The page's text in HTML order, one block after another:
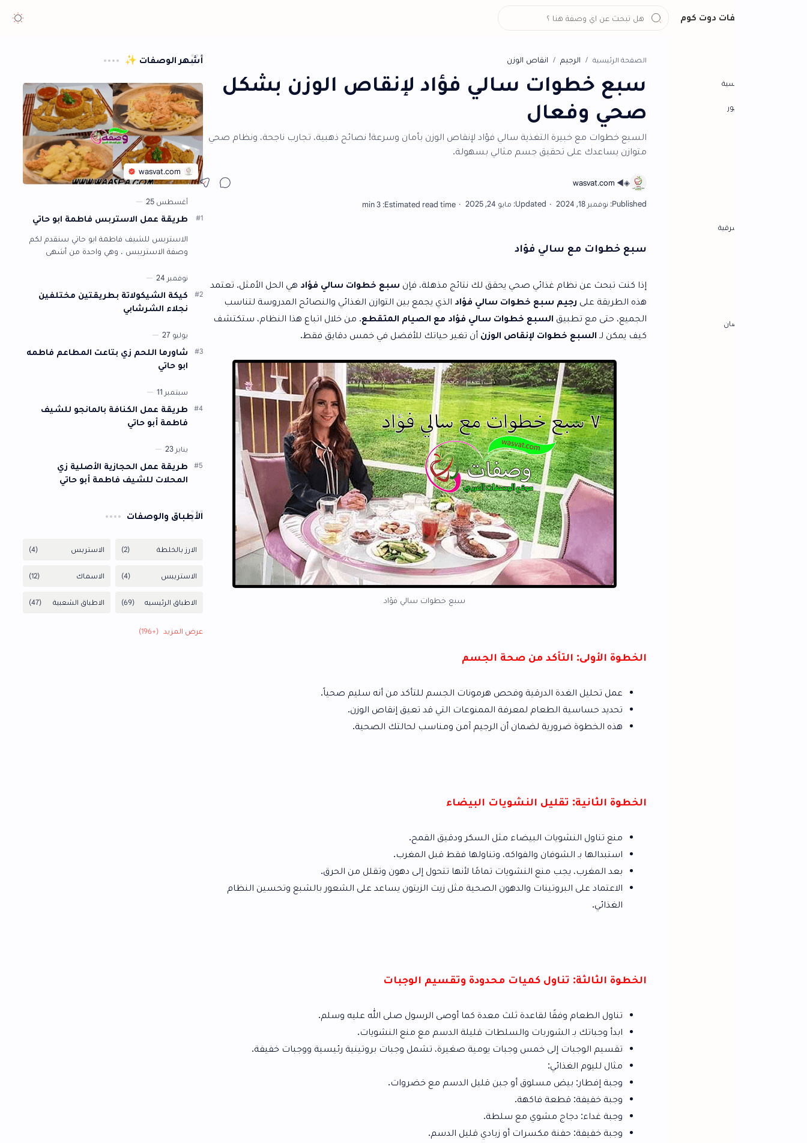
الرجيم انقاص الوزن
سبع خطوات سالي فؤاد لإنقاص الوزن بشكل
صحي وفعال
السبع خطوات مع خبيرة التغذية سالي فؤاد لإنقاص الوزن بأمان وسرعة! نصائح ذهبية، تجارب ناجحة، ونظام صحي
متوازن يساعدك على تحقيق جسم مثالي بسهولة.
سبع خطوات مع سالي فؤاد
إذا كنت تبحث عن نظام غذائي صحي يحقق لك نتائج مذهلة، فإنسبع خطوات سالي فؤادهي الحل الأمثل. تعتمد
رجيم سبع خطوات سالي فؤادالذي يجمع بين التوازن الغذائي والنصائح المدروسة لتناسب
الجميع، حتى مع تطبيقالسبع خطوات سالي فؤاد مع الصيام المتقطع . من خلال اتباع هذا النظام، ستكتشف
السبع خطوات لإنقاص الوزنأن تغير حياتك للأفضل في خمس دقايق فقط.
سبع خطوات سالي فؤاد
الخطوة الأولى: التأكد من صحة الجسم
عمل تحليل الغدة الدرقية وفحص هرمونات الجسم للتأكد من أنه سليم صحياً.
تحديد حساسية الطعام لمعرفة الممنوعات التي قد تعيق إنقاص الوزن.
هذه الخطوة ضرورية لضمان أن الرجيم آمن ومناسب لحالتك الصحية.
الخطوة الثانية: تقليل النشويات البيضاء
منع تناول النشويات البيضاء مثل السكر ودقيق القمح.
استبدالها بـ الشوفان والفواكه، وتناولها فقط قبل المغرب.
بعد المغرب، يجب منع النشويات تمامًا لأنها تتحول إلى دهون وتقلل من الحرق.
الاعتماد على البروتينات والدهون الصحية مثل زيت الزيتون يساعد على الشعور بالشبع وتحسين النظام
الخطوة الثالثة: تناول كميات محدودة وتقسيم الوجبات
تناول الطعام وفقًا لقاعدة ثلث معدة كما أوصى الرسول صلى الله عليه وسلم.
ابدأ وجباتك بـ الشوربات والسلطات قليلة الدسم مع منع النشويات.
تقسيم الوجبات إلى خمس وجبات يومية صغيرة، تشمل وجبات بروتينية رئيسية ووجبات خفيفة.
مثال لليوم الغذائي:
وجبة إفطار: بيض مسلوق أو جبن قليل الدسم مع خضروات.
وجبة خفيفة: قطعة فاكهة.
وجبة غداء: دجاج مشوي مع سلطة.
وجبة خفيفة: حفنة مكسرات أو زبادي قليل الدسم.
أشهر الوصفات ✨
طريقة عمل الاستربس فاطمة ابو حاتي
الاستربس للشيف فاطمة ابو حاتي سنقدم لكم
وصفة الاستريبس ، وهي واحدة من أشهى
وشكلها. سنقدم لكم أفضل تتبيلة يمكن…
كيكة الشيكولاتة بطريقتين مختلفين
نجلاء الشرشابي
شاورما اللحم زي بتاعت المطاعم فاطمه
ابو حاتي
طريقة عمل الكنافة بالمانجو للشيف
فاطمة أبو حاتي
طريقة عمل الحجازية الأصلية زي
المحلات للشيف فاطمة أبو حاتي
الأطباق والوصفات